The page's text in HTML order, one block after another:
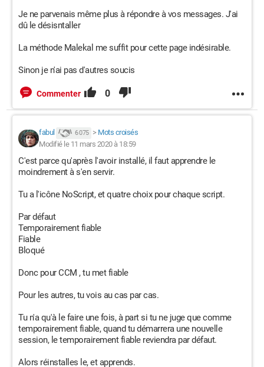
Je ne parvenais même plus à répondre à vos messages. J'ai
dû le désisntaller
La méthode Malekal me suffit pour cette page indésirable.
Sinon je n'ai pas d'autres soucis
Commenter 0
fabul 6 075 > Mots croisés
Modifié le 11 mars 2020 à 18:59
C'est parce qu'après l'avoir installé, il faut apprendre le
moindrement à s'en servir.
Tu a l'icône NoScript, et quatre choix pour chaque script.
Par défaut
Temporairement fiable
Fiable
Bloqué
Donc pour CCM , tu met fiable
Pour les autres, tu vois au cas par cas.
Tu n'a qu'à le faire une fois, à part si tu ne juge que comme
temporairement fiable, quand tu démarrera une nouvelle
session, le temporairement fiable reviendra par défaut.
Alors réinstalles le, et apprends.